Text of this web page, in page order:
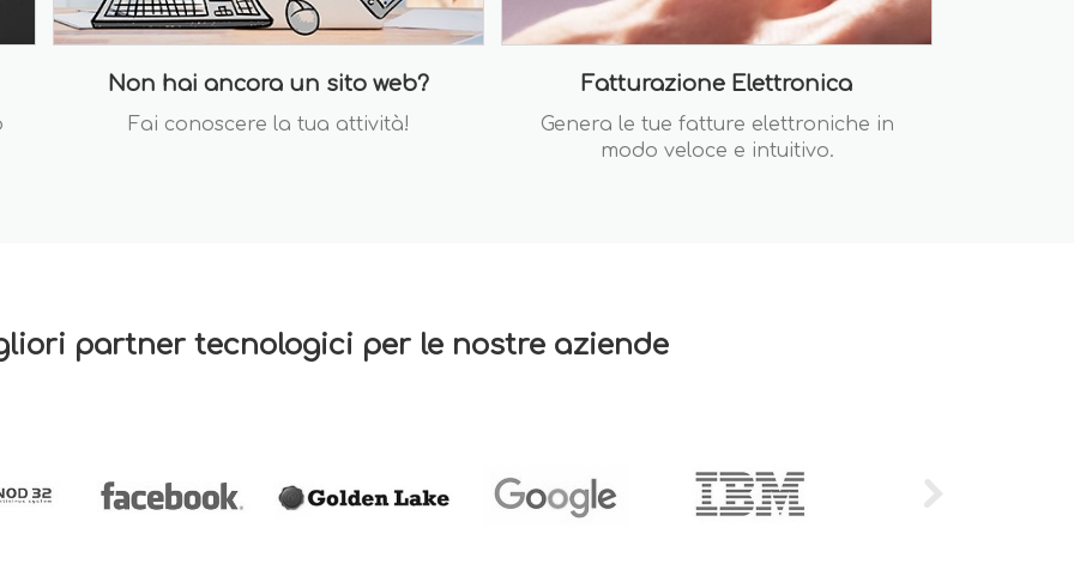
Non hai ancora un sito web?
Fai conoscere la tua attività!
Fatturazione Elettronica
Genera le tue fatture elettroniche in
modo veloce e intuitivo.
partner tecnologici per le nostre aziende